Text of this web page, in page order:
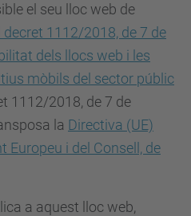
el seu lloc web de
decret 1112/2018, de 7 de
dels llocs web i les
mòbils del sector públic
1112/2018, de 7 de
la Directiva (UE)
i del Consell, de
a aquest lloc web,